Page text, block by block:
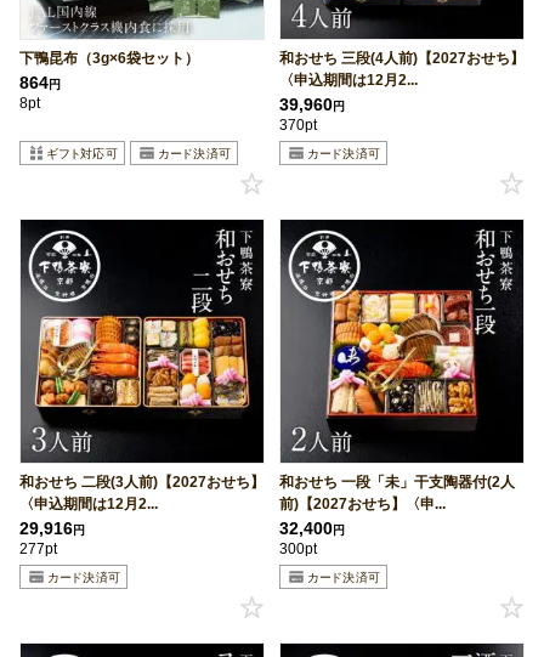
下鴨昆布（3g×6袋セット）
864円
8pt
和おせち 三段(4人前)【2027おせち】
〈申込期間は12月2...
39,960円
370pt
和おせち 二段(3人前)【2027おせち】
〈申込期間は12月2...
29,916円
277pt
和おせち 一段「未」干支陶器付(2人
前)【2027おせち】〈申...
32,400円
300pt